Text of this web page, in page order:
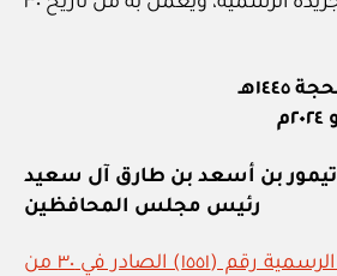
تيمور بن أسعد بن طارق آل سعيد
رئيس مجلس المحافظين
عدد الجريدة الرسمية رقم (١٥٥١) الصادر في ٣٠ من